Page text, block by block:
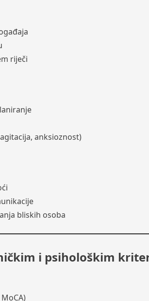
riječi
anksioznost)
bliskih osoba
i psihološkim